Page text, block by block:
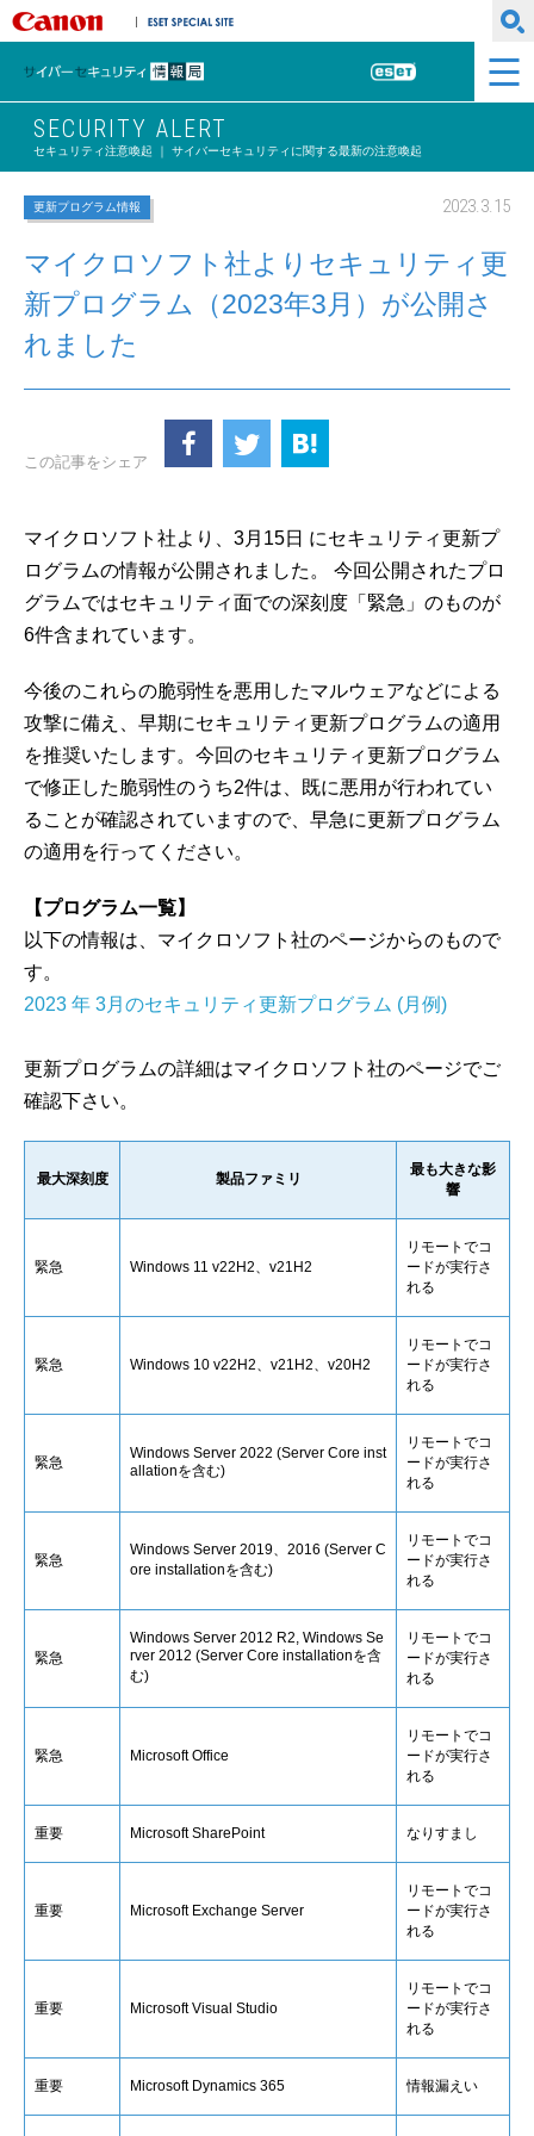
キヤノンマーケティングジャパン株式会社
サイバーセキュリティ情報局
ESET
SECURITY ALERT
セキュリティ注意喚起 ｜ サイバーセキュリティに関する最新の注意喚起
更新プログラム情報 2023.3.15
マイクロソフト社よりセキュリティ更
新プログラム（2023年3月）が公開さ
れました
この記事をシェア
マイクロソフト社より、3月15日 にセキュリティ更新プ
ログラムの情報が公開されました。 今回公開されたプロ
グラムではセキュリティ面での深刻度「緊急」のものが
6件含まれています。
今後のこれらの脆弱性を悪用したマルウェアなどによる
攻撃に備え、早期にセキュリティ更新プログラムの適用
を推奨いたします。今回のセキュリティ更新プログラム
で修正した脆弱性のうち2件は、既に悪用が行われてい
ることが確認されていますので、早急に更新プログラム
の適用を行ってください。
【プログラム一覧】
以下の情報は、マイクロソフト社のページからのもので
す。
2023 年 3月のセキュリティ更新プログラム (月例)
更新プログラムの詳細はマイクロソフト社のページでご
確認下さい。
最大深刻度 製品ファミリ
最も大きな影
響
緊急 Windows 11 v22H2、v21H2
リモートでコ
ードが実行さ
れる
緊急 Windows 10 v22H2、v21H2、v20H2
リモートでコ
ードが実行さ
れる
緊急
Windows Server 2022 (Server Core inst
allationを含む)
リモートでコ
ードが実行さ
れる
緊急
Windows Server 2019、2016 (Server C
ore installationを含む)
リモートでコ
ードが実行さ
れる
緊急
Windows Server 2012 R2, Windows Se
rver 2012 (Server Core installationを含
む)
リモートでコ
ードが実行さ
れる
緊急 Microsoft Office
リモートでコ
ードが実行さ
れる
重要 Microsoft SharePoint なりすまし
重要 Microsoft Exchange Server
リモートでコ
ードが実行さ
れる
重要 Microsoft Visual Studio
リモートでコ
ードが実行さ
れる
重要 Microsoft Dynamics 365 情報漏えい